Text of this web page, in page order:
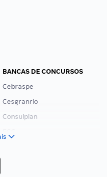
BANCAS DE CONCURSOS
Cebraspe
Cesgranrio
Consulplan